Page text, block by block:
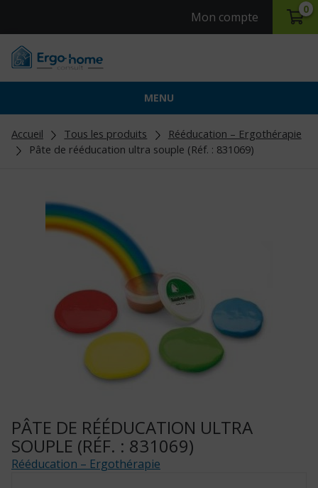
Mon compte
0
MENU
Accueil Tous les produits
Rééducation – Ergothérapie
Pâte de rééducation ultra souple (Réf. : 831069)
PÂTE DE RÉÉDUCATION ULTRA
SOUPLE (RÉF. : 831069)
Rééducation – Ergothérapie